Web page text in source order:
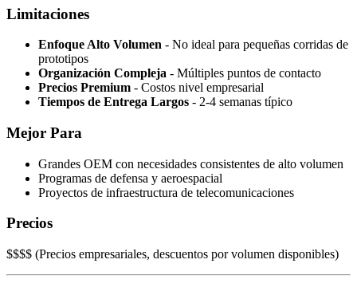
Limitaciones
Enfoque Alto Volumen - No ideal para pequeñas corridas de
prototipos
Organización Compleja - Múltiples puntos de contacto
Precios Premium - Costos nivel empresarial
Tiempos de Entrega Largos - 2-4 semanas típico
Mejor Para
Grandes OEM con necesidades consistentes de alto volumen
Programas de defensa y aeroespacial
Proyectos de infraestructura de telecomunicaciones
Precios
$$$$ (Precios empresariales, descuentos por volumen disponibles)